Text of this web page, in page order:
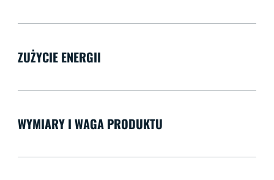
ZUŻYCIE ENERGII
WYMIARY I WAGA PRODUKTU